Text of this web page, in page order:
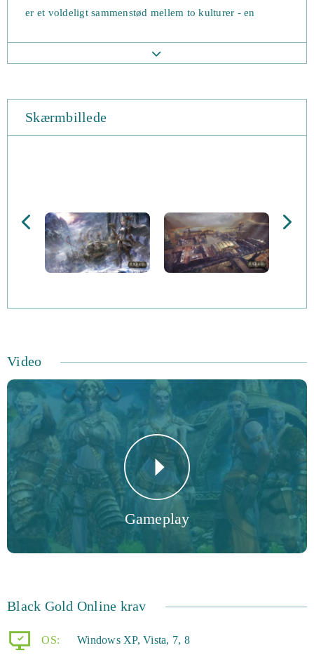
er et voldeligt sammenstød mellem to kulturer - en
civilisation. Lyder det fascinerende? Læs videre ... for
play elementer.
Funktionalitet:
Magic eller Steam: Det handler om dig, om du følger et
eventyr eller en mekaniseret livsstil.
Værdiger og ressourcer: Kæmp for de værdifulde og
du er færdig med det! Tjek kvaliteten og de fængslende
historier, plus demo spil-play på webstedet.
Skærmbillede
Video
Gameplay
Black Gold Online krav
OS: Windows XP, Vista, 7, 8